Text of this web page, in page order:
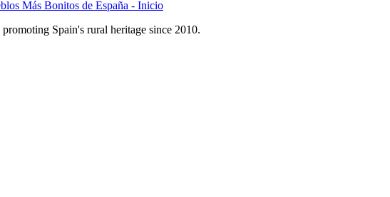
Más Bonitos de España - Inicio
Spain's rural heritage since 2010.